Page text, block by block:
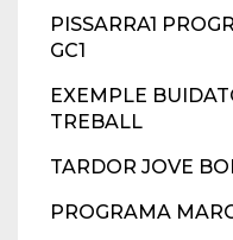
PISSARRA1
GC1
EXEMPLE
TREBALL
TARDOR JOVE
PROGRAMA